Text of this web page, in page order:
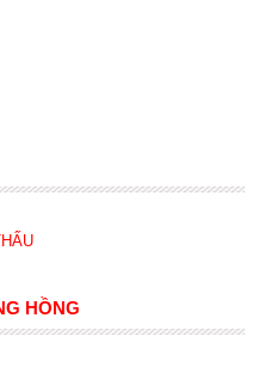
HỒNG